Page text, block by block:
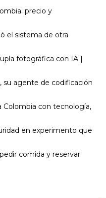
precio y
el sistema de otra
fotográfica con IA |
su agente de codificación
Colombia con tecnología,
en experimento que
comida y reservar